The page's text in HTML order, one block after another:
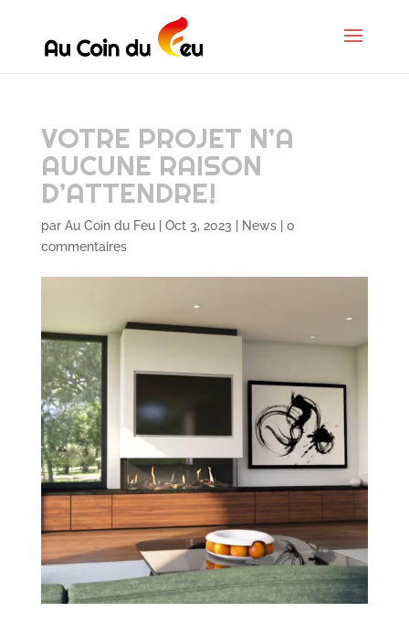
VOTRE PROJET N’A
AUCUNE RAISON
D’ATTENDRE!
par Au Coin du Feu| Oct 3, 2023 News| 0
commentaires